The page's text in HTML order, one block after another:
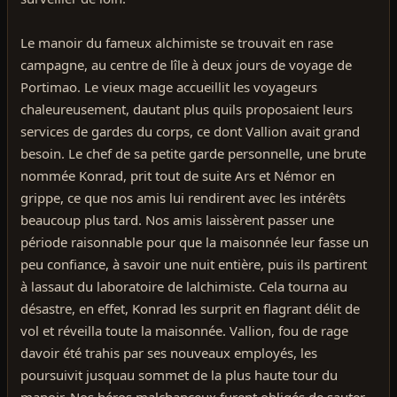
Le manoir du fameux alchimiste se trouvait en rase
campagne, au centre de lîle à deux jours de voyage de
Portimao. Le vieux mage accueillit les voyageurs
chaleureusement, dautant plus quils proposaient leurs
services de gardes du corps, ce dont Vallion avait grand
besoin. Le chef de sa petite garde personnelle, une brute
nommée Konrad, prit tout de suite Ars et Némor en
grippe, ce que nos amis lui rendirent avec les intérêts
beaucoup plus tard. Nos amis laissèrent passer une
période raisonnable pour que la maisonnée leur fasse un
peu confiance, à savoir une nuit entière, puis ils partirent
à lassaut du laboratoire de lalchimiste. Cela tourna au
désastre, en effet, Konrad les surprit en flagrant délit de
vol et réveilla toute la maisonnée. Vallion, fou de rage
davoir été trahis par ses nouveaux employés, les
poursuivit jusquau sommet de la plus haute tour du